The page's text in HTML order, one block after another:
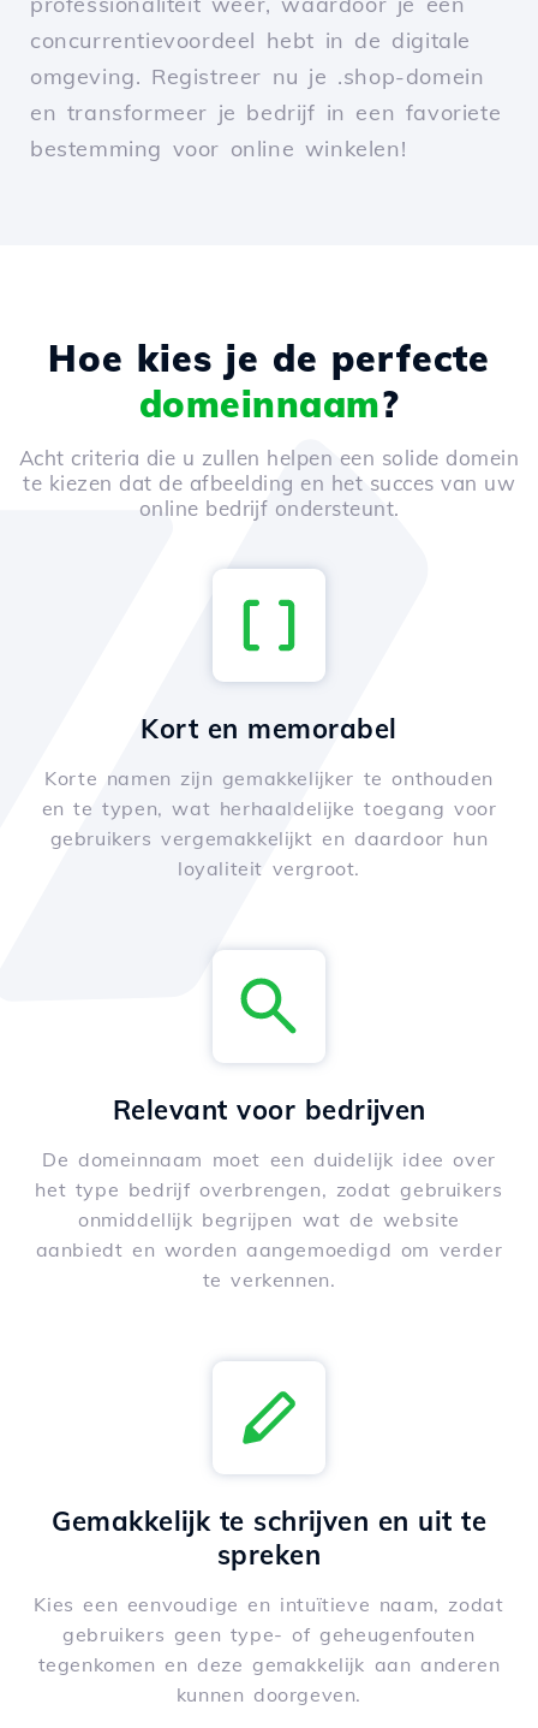
concurrentievoordeel hebt in de digitale
omgeving. Registreer nu je .shop-domein
en transformeer je bedrijf in een favoriete
bestemming voor online winkelen!
Hoe kies je de perfecte
domeinnaam?
Acht criteria die u zullen helpen een solide domein
te kiezen dat de afbeelding en het succes van uw
online bedrijf ondersteunt.
Kort en memorabel
Korte namen zijn gemakkelijker te onthouden
en te typen, wat herhaaldelijke toegang voor
gebruikers vergemakkelijkt en daardoor hun
loyaliteit vergroot.
Relevant voor bedrijven
De domeinnaam moet een duidelijk idee over
het type bedrijf overbrengen, zodat gebruikers
onmiddellijk begrijpen wat de website
aanbiedt en worden aangemoedigd om verder
te verkennen.
Gemakkelijk te schrijven en uit te
spreken
Kies een eenvoudige en intuïtieve naam, zodat
gebruikers geen type- of geheugenfouten
tegenkomen en deze gemakkelijk aan anderen
kunnen doorgeven.